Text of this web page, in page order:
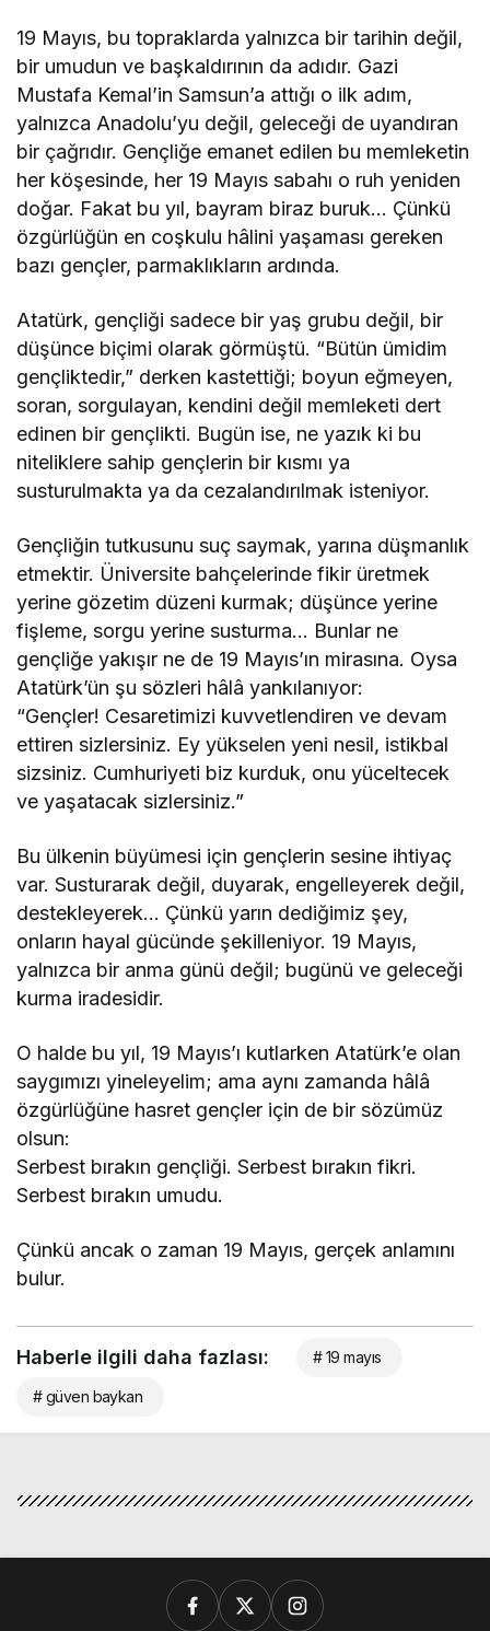
19 Mayıs, bu topraklarda yalnızca bir tarihin değil,
bir umudun ve başkaldırının da adıdır. Gazi
Mustafa Kemal’in Samsun’a attığı o ilk adım,
yalnızca Anadolu’yu değil, geleceği de uyandıran
bir çağrıdır. Gençliğe emanet edilen bu memleketin
her köşesinde, her 19 Mayıs sabahı o ruh yeniden
doğar. Fakat bu yıl, bayram biraz buruk… Çünkü
özgürlüğün en coşkulu hâlini yaşaması gereken
bazı gençler, parmaklıkların ardında.
Atatürk, gençliği sadece bir yaş grubu değil, bir
düşünce biçimi olarak görmüştü. “Bütün ümidim
gençliktedir,” derken kastettiği; boyun eğmeyen,
soran, sorgulayan, kendini değil memleketi dert
edinen bir gençlikti. Bugün ise, ne yazık ki bu
niteliklere sahip gençlerin bir kısmı ya
susturulmakta ya da cezalandırılmak isteniyor.
Gençliğin tutkusunu suç saymak, yarına düşmanlık
etmektir. Üniversite bahçelerinde fikir üretmek
yerine gözetim düzeni kurmak; düşünce yerine
fişleme, sorgu yerine susturma… Bunlar ne
gençliğe yakışır ne de 19 Mayıs’ın mirasına. Oysa
Atatürk’ün şu sözleri hâlâ yankılanıyor:
“Gençler! Cesaretimizi kuvvetlendiren ve devam
ettiren sizlersiniz. Ey yükselen yeni nesil, istikbal
sizsiniz. Cumhuriyeti biz kurduk, onu yüceltecek
ve yaşatacak sizlersiniz.”
Bu ülkenin büyümesi için gençlerin sesine ihtiyaç
var. Susturarak değil, duyarak, engelleyerek değil,
destekleyerek… Çünkü yarın dediğimiz şey,
onların hayal gücünde şekilleniyor. 19 Mayıs,
yalnızca bir anma günü değil; bugünü ve geleceği
kurma iradesidir.
O halde bu yıl, 19 Mayıs’ı kutlarken Atatürk’e olan
saygımızı yineleyelim; ama aynı zamanda hâlâ
özgürlüğüne hasret gençler için de bir sözümüz
olsun:
Serbest bırakın gençliği. Serbest bırakın fikri.
Serbest bırakın umudu.
Çünkü ancak o zaman 19 Mayıs, gerçek anlamını
bulur.
Haberle ilgili daha fazlası: # 19 mayıs
# güven baykan